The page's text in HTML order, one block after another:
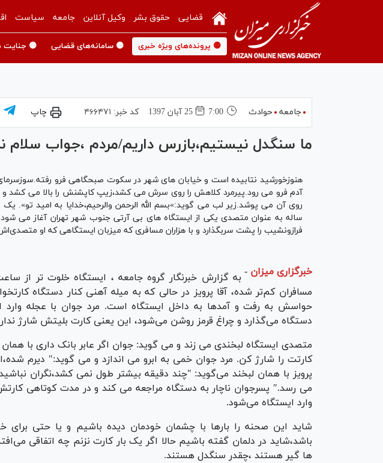
قضایی حقوق بشر وکیل آنلاین جامعه سیاست
🟡 پرونده‌های ویژه خبری 🟡 سامانه‌های قضایی 🟡 جنایت
جامعه حوادث 7:00 25 آبان 1397 کد خبر: ۴۶۶۴۷۱ چاپ
ما سنگدل نیستیم،بازرس داریم/مردم ،جواب سلام
هنوزخورشید نتابیده است و خیابان های شهر در سکوت صبحگاهی فرو
آدم فرو می رود.پیرمرد کلاهش را روی سرش می کشد،زیپ کاپشنش را بالا می کشد و
روی آن می پوشد.زیر لب می گوید:»بسم الله الرحمن والرحیم،خدایا به امید تو».
ساله به عنوان متصدی یکی از ایستگاه های بی آرتی جنوب شهر تهران آغاز می شود
فرازونشیب را پشت سربگذارد و با هزاران مسافری که میزبان ایستگاهی که او
خبرگزاری میزان - به گزارش خبرنگار گروه جامعه ، ایستگاه خلوت تر از
مسافران کم‌تر شده، آقا پرویز در حالی که به میله آهنی کنار دستگاه
حواسش به رفت و آمدها به داخل ایستگاه است. مرد جوان با عجله وارد
دستگاه می‌گذارد و چراغ قرمز روشن می‌شود، این یعنی کارت بلیتش شارژ
متصدی ایستگاه لبخندی می زند و می گوید: جوان اگر عابر بانک داری با
کارتت را شارژ کن. مرد جوان خمی به ابرو می اندازد و می گوید:" دیرم
پرویز با همان لبخند می‌گوید: "چند دقیقه بیشتر طول نمی کشد،نگران
می رسد." پسرجوان ناچار به دستگاه مراجعه می کند و در مدت کوتاهی
وارد ایستگاه می‌شود.
شاید این صحنه را بارها با چشمان خودمان دیده باشیم و یا حتی برای
باشد،شاید در دلمان گفته باشیم حالا اگر یک بار کارت نزنم چه اتفاقی
ها گیر هستند ،چقدر سنگدل هستند.